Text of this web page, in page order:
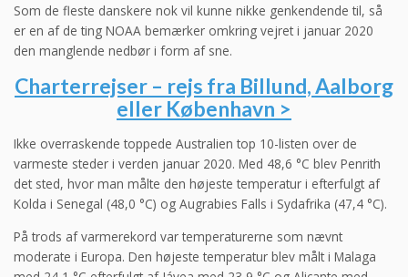
Som de fleste danskere nok vil kunne nikke genkendende til, så
er en af de ting NOAA bemærker omkring vejret i januar 2020
den manglende nedbør i form af sne.
Charterrejser – rejs fra Billund, Aalborg
eller København >
Ikke overraskende toppede Australien top 10-listen over de
varmeste steder i verden januar 2020. Med 48,6 °C blev Penrith
det sted, hvor man målte den højeste temperatur i efterfulgt af
Kolda i Senegal (48,0 °C) og Augrabies Falls i Sydafrika (47,4 °C).
På trods af varmerekord var temperaturerne som nævnt
moderate i Europa. Den højeste temperatur blev målt i Malaga